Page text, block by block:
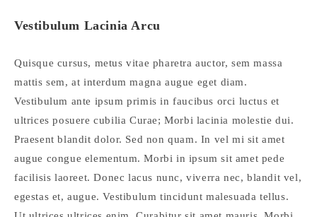
Vestibulum Lacinia Arcu
Quisque cursus, metus vitae pharetra auctor, sem massa
mattis sem, at interdum magna augue eget diam.
Vestibulum ante ipsum primis in faucibus orci luctus et
ultrices posuere cubilia Curae; Morbi lacinia molestie dui.
Praesent blandit dolor. Sed non quam. In vel mi sit amet
augue congue elementum. Morbi in ipsum sit amet pede
facilisis laoreet. Donec lacus nunc, viverra nec, blandit vel,
egestas et, augue. Vestibulum tincidunt malesuada tellus.